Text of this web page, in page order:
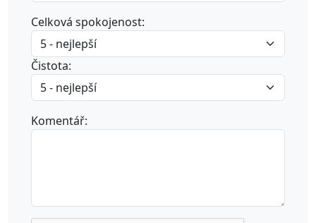
Celková spokojenost:
Čistota:
Komentář: